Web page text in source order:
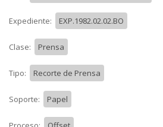
Expediente: EXP.1982.02.02.BO
Clase: Prensa
Tipo: Recorte de Prensa
Soporte: Papel